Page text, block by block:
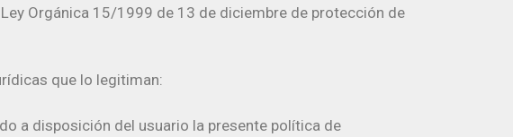
Orgánica 15/1999 de 13 de diciembre de protección de
que lo legitiman:
a disposición del usuario la presente política de